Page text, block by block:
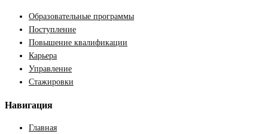
Образовательные программы
Поступление
Повышение квалификации
Карьера
Управление
Стажировки
Навигация
Главная